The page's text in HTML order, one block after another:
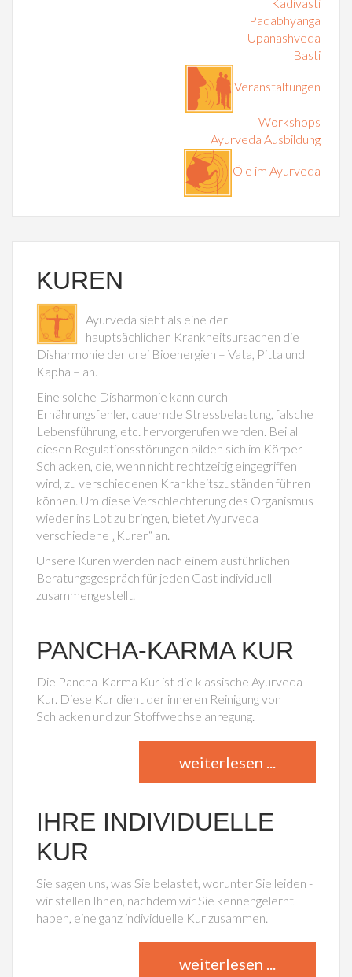
Padabhyanga
Upanashveda
Basti
Veranstaltungen
Workshops
Ayurveda Ausbildung
Öle im Ayurveda
KUREN
Ayurveda sieht als eine der
hauptsächlichen Krankheitsursachen die
Disharmonie der drei Bioenergien – Vata, Pitta und
Kapha – an.
Eine solche Disharmonie kann durch
Ernährungsfehler, dauernde Stressbelastung, falsche
Lebensführung, etc. hervorgerufen werden. Bei all
diesen Regulationsstörungen bilden sich im Körper
Schlacken, die, wenn nicht rechtzeitig eingegriffen
wird, zu verschiedenen Krankheitszuständen führen
können. Um diese Verschlechterung des Organismus
wieder ins Lot zu bringen, bietet Ayurveda
verschiedene „Kuren“ an.
Unsere Kuren werden nach einem ausführlichen
Beratungsgespräch für jeden Gast individuell
zusammengestellt.
PANCHA-KARMA KUR
Die Pancha-Karma Kur ist die klassische Ayurveda-
Kur. Diese Kur dient der inneren Reinigung von
Schlacken und zur Stoffwechselanregung.
weiterlesen ...
IHRE INDIVIDUELLE
KUR
Sie sagen uns, was Sie belastet, worunter Sie leiden -
wir stellen Ihnen, nachdem wir Sie kennengelernt
haben, eine ganz individuelle Kur zusammen.
weiterlesen ...